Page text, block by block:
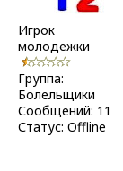
Игрок
молодежки
Группа:
Болельщики
Сообщений: 11
Статус: Offline